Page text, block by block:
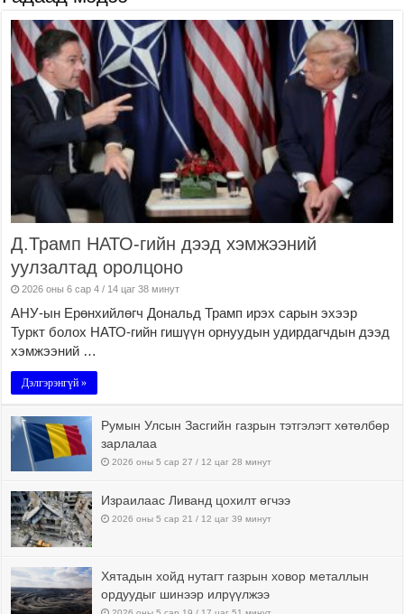
Д.Трамп НАТО-гийн дээд хэмжээний
уулзалтад оролцоно
2026 оны 6 сар 4 / 14 цаг 38 минут
АНУ-ын Ерөнхийлөгч Дональд Трамп ирэх сарын эхээр
Туркт болох НАТО-гийн гишүүн орнуудын удирдагчдын дээд
хэмжээний …
Дэлгэрэнгүй »
Румын Улсын Засгийн газрын тэтгэлэгт хөтөлбөр
зарлалаа
2026 оны 5 сар 27 / 12 цаг 28 минут
Израилаас Ливанд цохилт өгчээ
2026 оны 5 сар 21 / 12 цаг 39 минут
Хятадын хойд нутагт газрын ховор металлын
ордуудыг шинээр илрүүлжээ